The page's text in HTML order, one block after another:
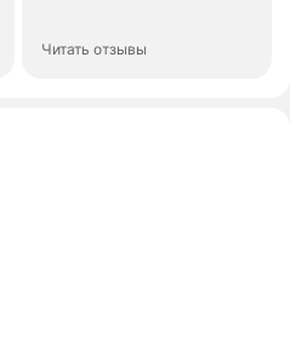
Читать отзывы